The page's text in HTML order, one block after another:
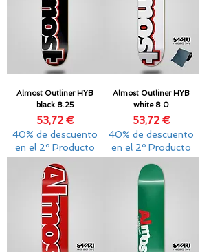
Almost Outliner HYB
black 8.25
Precio
53,72 €
40% de descuento
en el 2º Producto
Almost Outliner HYB
white 8.0
Precio
53,72 €
40% de descuento
en el 2º Producto